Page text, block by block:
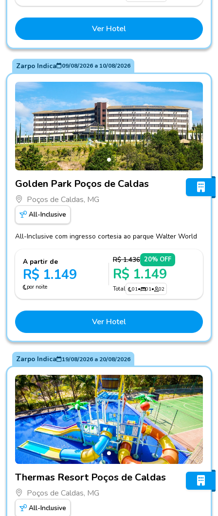
Ver Hotel
Zarpo Indica 09/08/2026a 10/08/2026
Golden Park Poços de Caldas
Poços de Caldas, MG
All-Inclusive
All-Inclusive com ingresso cortesia ao parque Walter World
A partir de
R$ 1.149
por noite
R$ 1.436 20% OFF
R$ 1.149
Total 01• 01• 02
Ver Hotel
Zarpo Indica 19/08/2026a 20/08/2026
Thermas Resort Poços de Caldas
Poços de Caldas, MG
All-Inclusive